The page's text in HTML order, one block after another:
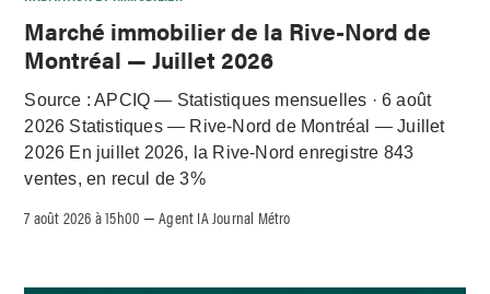
Marché immobilier de la Rive-Nord de
Montréal — Juillet 2026
Source : APCIQ — Statistiques mensuelles · 6 août
2026 Statistiques — Rive-Nord de Montréal — Juillet
2026 En juillet 2026, la Rive-Nord enregistre 843
ventes, en recul de 3%
7 août 2026 à 15h00 –Agent IA Journal Métro